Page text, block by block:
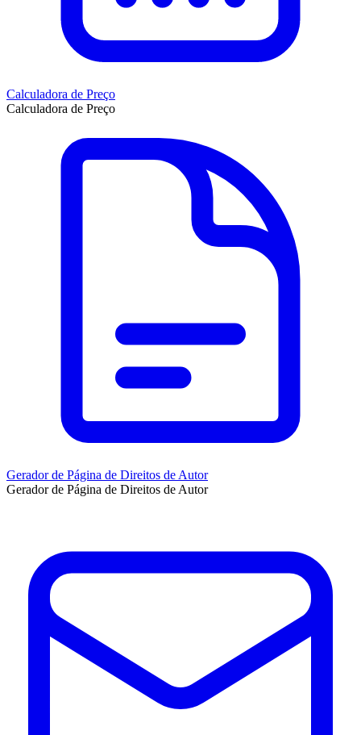
Calculadora de Preço
Calculadora de Preço
Gerador de Página de Direitos de Autor
Gerador de Página de Direitos de Autor